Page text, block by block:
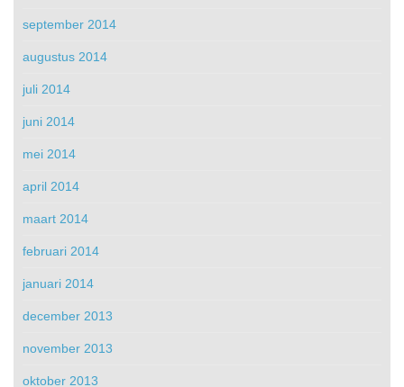
september 2014
augustus 2014
juli 2014
juni 2014
mei 2014
april 2014
maart 2014
februari 2014
januari 2014
december 2013
november 2013
oktober 2013